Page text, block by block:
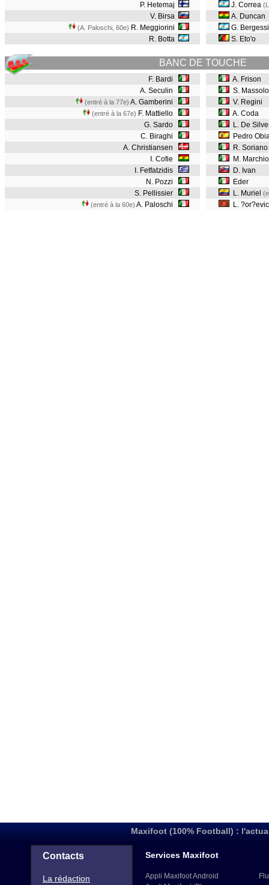
P. Hetemaj
V. Birsa
(A. Paloschi, 60e) R. Meggiorini
R. Botta
J. Correa
A. Duncan
G.
S. Eto'o
BANC DE TOUCHE
F. Bardi
A. Seculin
(entré à la 77e) A. Gamberini
(entré à la 67e) F. Mattiello
G. Sardo
C. Biraghi
A. Christiansen
I. Cofie
I. Fetfatzidis
N. Pozzi
S. Pellissier
(entré à la 60e) A. Paloschi
A. Frison
S. Massolo
V. Regini
A. Coda
L. De
Pedro
R. Soriano
M.
D. Ivan
Eder
L. Muriel
L. ?or?evic
Maxifoot (100% Football) :
Contacts
La rédaction
Services Maxifoot
Appli Maxifoot Android